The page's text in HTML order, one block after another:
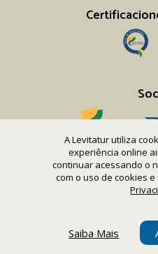
A Levitatur utiliza
experiência online
continuar acessando o
com o uso de cookies
Saiba Mais
Copyright 2016-26
CNPJ